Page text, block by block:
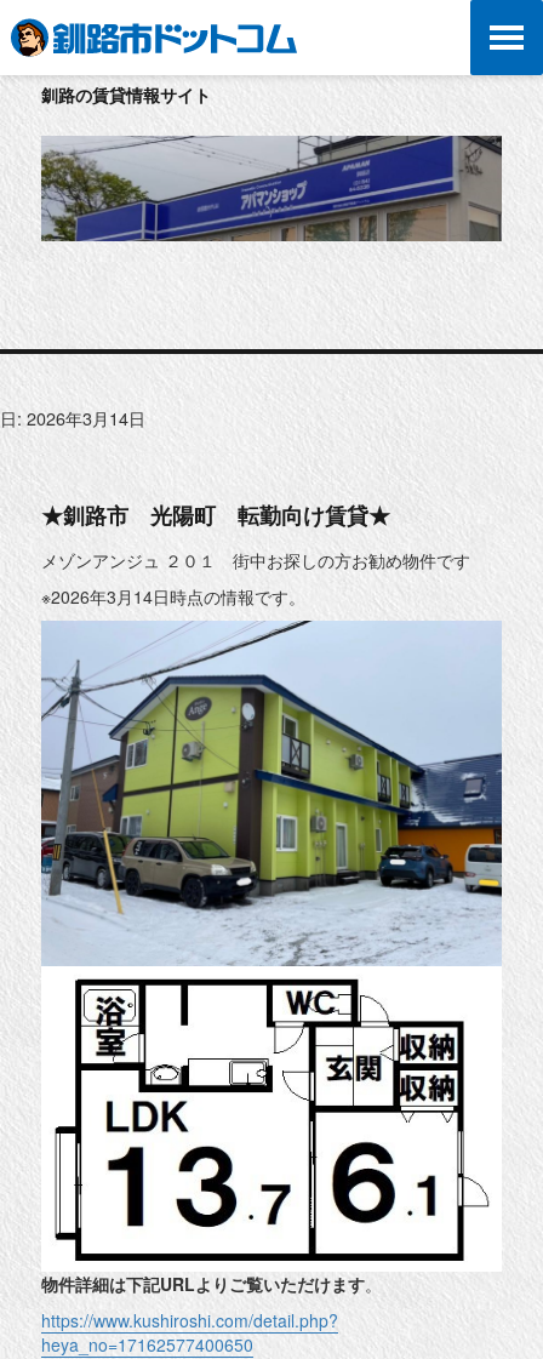
釧路の賃貸情報サイト
日: 2026年3月14日
★釧路市 光陽町 転勤向け賃貸★
メゾンアンジュ ２０１ 街中お探しの方お勧め物件です
※2026年3月14日時点の情報です。
物件詳細は下記URLよりご覧いただけます。
https://www.kushiroshi.com/detail.php?
heya_no=17162577400650